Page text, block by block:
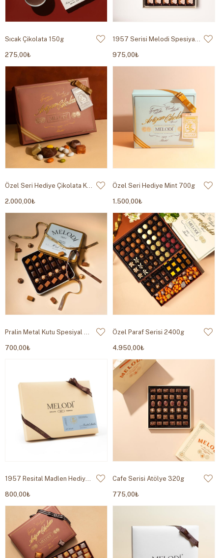
Sıcak Çikolata 150g
275,00₺
1957 Serisi Melodi Spesiyal Çikolata 530g
975,00₺
Özel Seri Hediye Çikolata Kahverengi 950g
2.000,00₺
Özel Seri Hediye Mint 700g
1.500,00₺
Pralin Metal Kutu Spesiyal Çikolata 250g
700,00₺
Özel Paraf Serisi 2400g
4.950,00₺
1957 Resital Madlen Hediye Çikolata Kutusu 400g
800,00₺
Cafe Serisi Atölye 320g
775,00₺